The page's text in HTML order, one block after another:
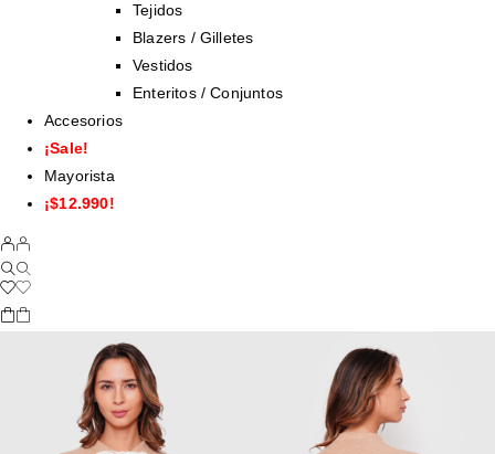
Tejidos
Blazers / Gilletes
Vestidos
Enteritos / Conjuntos
Accesorios
¡Sale!
Mayorista
¡$12.990!